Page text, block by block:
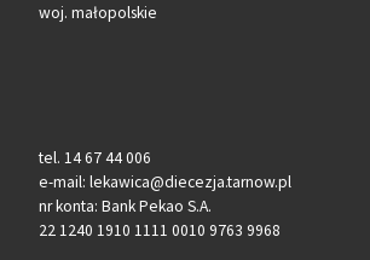
woj. małopolskie
tel. 14 67 44 006
e-mail: lekawica@diecezja.tarnow.pl
nr konta: Bank Pekao S.A.
22 1240 1910 1111 0010 9763 9968